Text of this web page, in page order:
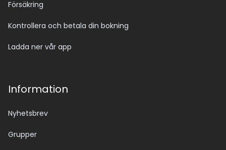
Försäkring
Kontrollera och betala din bokning
Ladda ner vår app
Information
Nyhetsbrev
Grupper